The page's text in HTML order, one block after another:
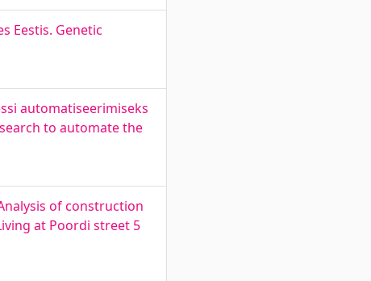
Eestis. Genetic
automatiseerimiseks
to automate the
of construction
at Poordi street 5